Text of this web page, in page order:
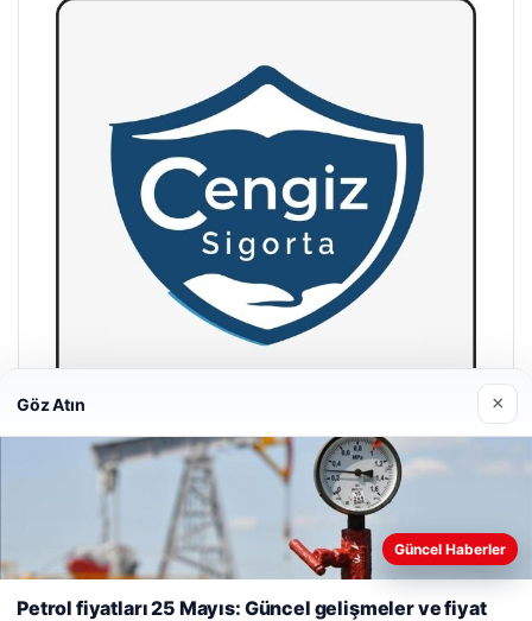
Hastaş Beton
26/05/2026
Web sitemizi nasıl kullandığınızı daha iyi anlayabilmek,
kullanıyoruz.Çerez Politikamız
Göz Atın ×
Güncel Haberler
Petrol fiyatları 25 Mayıs: Güncel gelişmeler ve fiyat